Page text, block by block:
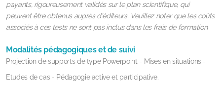
payants, rigoureusement validés sur le plan scientifique, qui
peuvent être obtenus auprès d'éditeurs. Veuillez noter que les coûts
associés à ces tests ne sont pas inclus dans les frais de formation.
Modalités pédagogiques et de suivi
Projection de supports de type Powerpoint - Mises en situations -
Etudes de cas - Pédagogie active et participative.